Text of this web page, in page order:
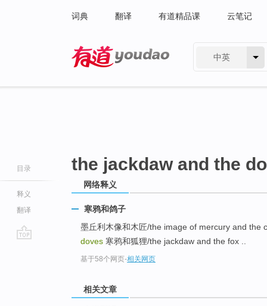
词典 翻译 有道精品课 云笔记
中英
目录
释义
翻译
the jackdaw and the
网络释义
寒鸦和鸽子
墨丘利木像和木匠/the image of mercury and the
doves 寒鸦和狐狸/the jackdaw and the fox ..
基于58个网页-相关网页
相关文章